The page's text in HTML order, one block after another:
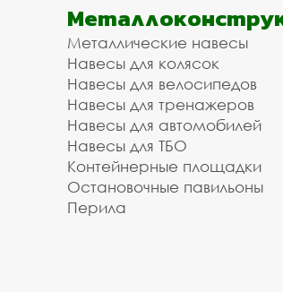
Металлические навесы
Навесы для колясок
Навесы для велосипедов
Навесы для тренажеров
Навесы для автомобилей
Навесы для ТБО
Контейнерные площадки
Остановочные павильоны
Перила